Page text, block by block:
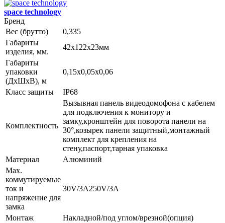
space technology
Бренд
Вес (брутто)
0,335
Габариты
изделия, мм.
42х122х23мм
Габариты
упаковки
(ДхШхВ), м
0,15x0,05x0,06
Класс защиты IР68
Комплектность
Вызывная панель видеодомофона c кабелем
для подключения к монитору и
замку,кронштейн для поворота панели на
30°,козырек панели защитный,монтажный
комплект для крепления на
стену,паспорт,тарная упаковка
Материал
Алюминий
Мах.
коммутируемые
ток и
напряжение для
замка
30V/3A250V/3A
Монтаж
Накладной/под углом/врезной(опция)